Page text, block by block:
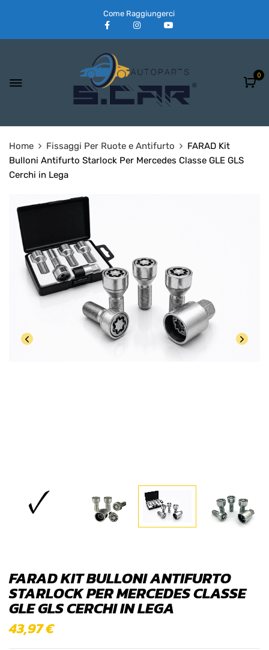
Come Raggiungerci
0
Home Fissaggi Per Ruote e Antifurto
FARAD Kit
Bulloni Antifurto Starlock Per Mercedes Classe GLE GLS
Cerchi in Lega
FARAD KIT BULLONI ANTIFURTO
STARLOCK PER MERCEDES CLASSE
GLE GLS CERCHI IN LEGA
43,97€